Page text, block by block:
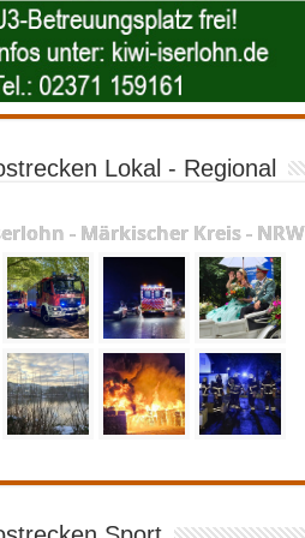
Lokal - Regional
- Märkischer Kreis - NRW